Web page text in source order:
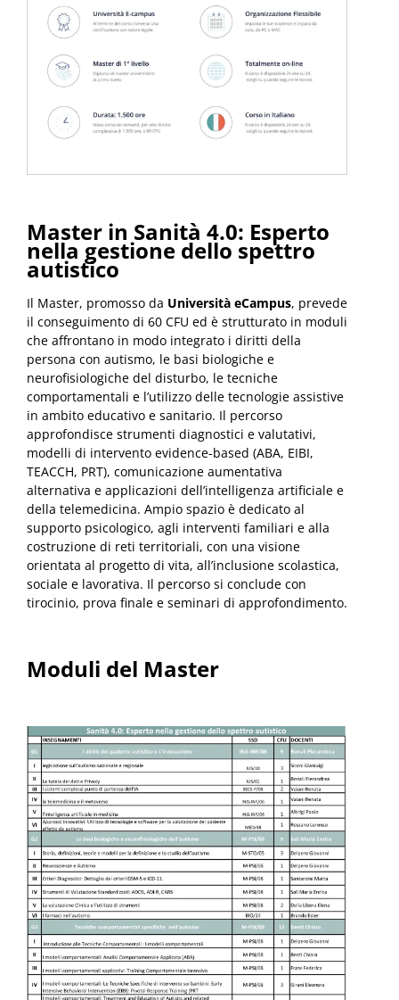
Master in Sanità 4.0: Esperto
nella gestione dello spettro
autistico
Il Master, promosso da Università eCampus, prevede
il conseguimento di 60 CFU ed è strutturato in moduli
che affrontano in modo integrato i diritti della
persona con autismo, le basi biologiche e
neurofisiologiche del disturbo, le tecniche
comportamentali e l’utilizzo delle tecnologie assistive
in ambito educativo e sanitario. Il percorso
approfondisce strumenti diagnostici e valutativi,
modelli di intervento evidence-based (ABA, EIBI,
TEACCH, PRT), comunicazione aumentativa
alternativa e applicazioni dell’intelligenza artificiale e
della telemedicina. Ampio spazio è dedicato al
supporto psicologico, agli interventi familiari e alla
costruzione di reti territoriali, con una visione
orientata al progetto di vita, all’inclusione scolastica,
sociale e lavorativa. Il percorso si conclude con
tirocinio, prova finale e seminari di approfondimento.
Moduli del Master